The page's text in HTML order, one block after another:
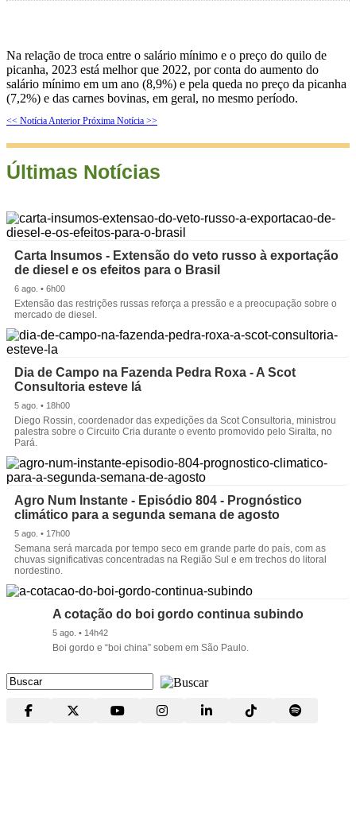
Na relação de troca entre o salário mínimo e o preço do quilo de
picanha, 2023 está melhor que 2022, por conta do aumento do
salário mínimo em um ano (8,9%) e pela queda no preço da picanha
(7,2%) e das carnes bovinas, em geral, no mesmo período.
<< Notícia Anterior Próxima Notícia >>
Últimas Notícias
Carta Insumos - Extensão do veto russo à exportação
de diesel e os efeitos para o Brasil
6 ago. • 6h00
Extensão das restrições russas reforça a pressão e a preocupação sobre o
mercado de diesel.
Dia de Campo na Fazenda Pedra Roxa - A Scot
Consultoria esteve lá
5 ago. • 18h00
Diego Rossin, coordenador das expedições da Scot Consultoria, ministrou
palestra sobre o Circuito Cria durante o evento promovido pelo Siralta, no
Pará.
Agro Num Instante - Episódio 804 - Prognóstico
climático para a segunda semana de agosto
5 ago. • 17h00
Semana será marcada por tempo seco em grande parte do país, com as
chuvas significativas concentradas na Região Sul e em trechos do litoral
nordestino.
A cotação do boi gordo continua subindo
5 ago. • 14h42
Boi gordo e “boi china” sobem em São Paulo.